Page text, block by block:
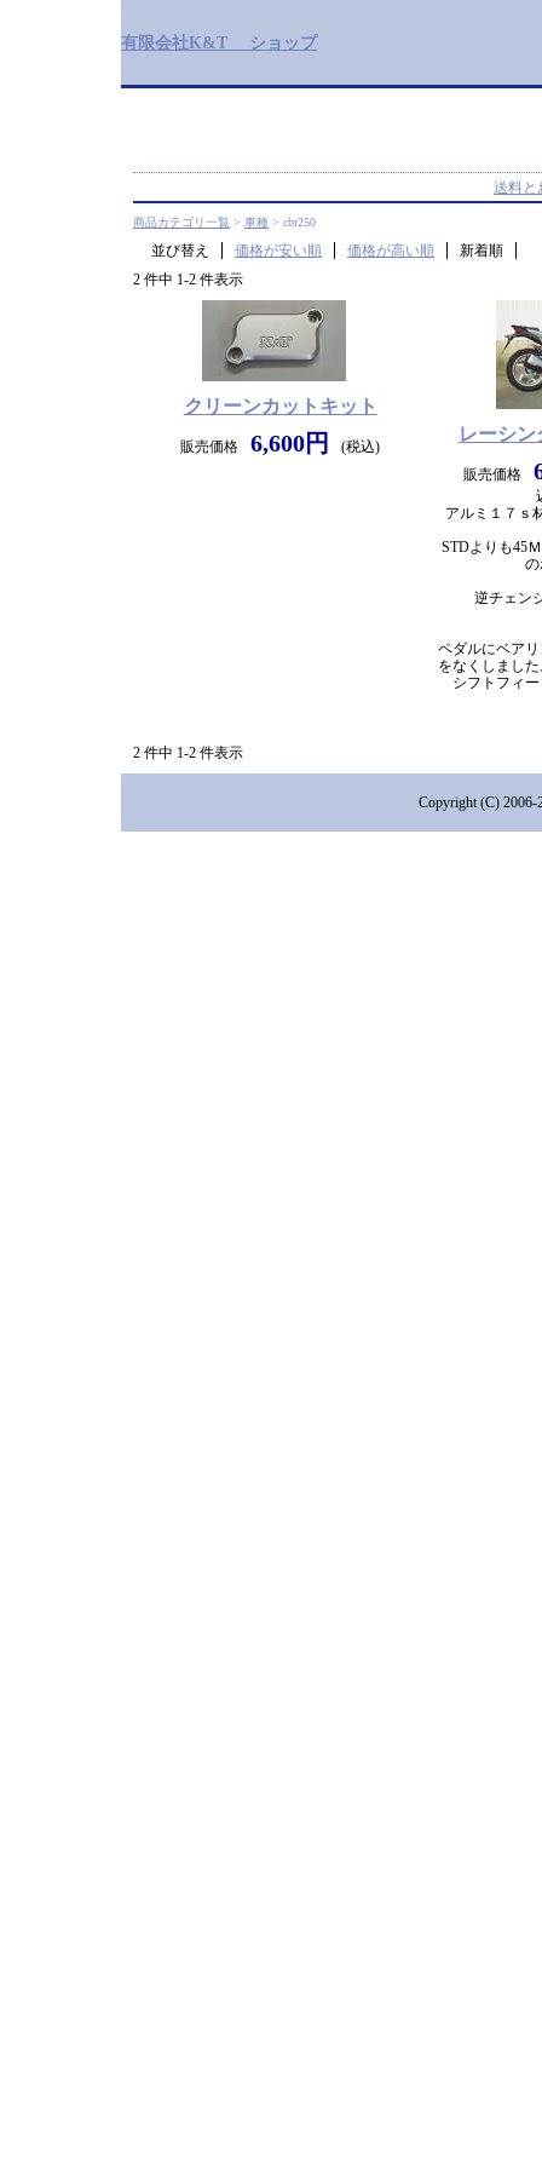
有限会社K&T ショップ
送料と
商品カテゴリ一覧 > 車種 > cbr250
並び替え 価格が安い順 価格が高い順
新着順
2 件中 1-2 件表示
クリーンカットキット
販売価格 6,600円 (税込)
レーシ
販売価格
アルミ１７ｓ
STDよりも45
逆チェン
ペダルにベア
をなくしまし
シフトフィ
2 件中 1-2 件表示
Copyright (C)